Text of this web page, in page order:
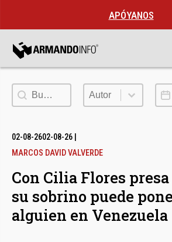
APÓYANOS
Buscar Autor
Autor
02-08-2602-08-26
MARCOS DAVID VALVERDE
Con Cilia Flores presa
su sobrino puede
alguien en Venezuela